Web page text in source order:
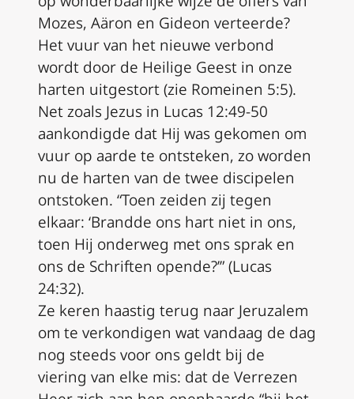
Mozes, Aäron en Gideon verteerde?
Het vuur van het nieuwe verbond
wordt door de Heilige Geest in onze
harten uitgestort (zie Romeinen 5:5).
Net zoals Jezus in Lucas 12:49-50
aankondigde dat Hij was gekomen om
vuur op aarde te ontsteken, zo worden
nu de harten van de twee discipelen
ontstoken. “Toen zeiden zij tegen
elkaar: ‘Brandde ons hart niet in ons,
toen Hij onderweg met ons sprak en
ons de Schriften opende?’” (Lucas
24:32).
Ze keren haastig terug naar Jeruzalem
om te verkondigen wat vandaag de dag
nog steeds voor ons geldt bij de
viering van elke mis: dat de Verrezen